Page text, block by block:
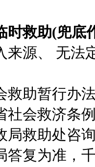
时救助(兜底
来源、 无法
救助暂行办
社会救济条
局救助处咨
答复为准，